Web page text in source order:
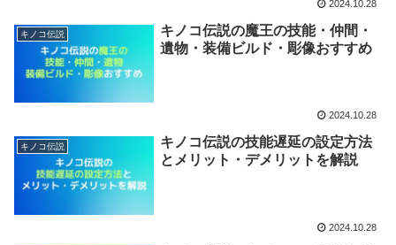
2024.10.28
キノコ伝説
キノコ伝説の魔王の技能・仲間・
遺物・装備ビルド・彫像おすすめ
2024.10.28
キノコ伝説
キノコ伝説の技能遅延の設定方法
とメリット・デメリットを解説
2024.10.28